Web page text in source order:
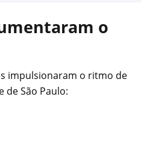
o
impulsionaram o ritmo de
de São Paulo: